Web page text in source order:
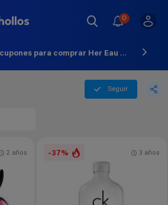
0
Descuentos, códigos y cupones para comprar Her Eau Eau Toilette - Agosto - 2026
Seguir
2 años -37% 3 años